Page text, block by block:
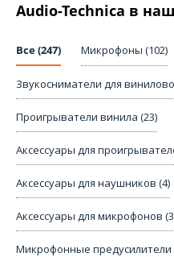
Audio-Technica в
Все (247) Микрофоны (102)
Звукосниматели для
Проигрыватели винила (23)
Аксессуары для
Аксессуары для наушников (4)
Аксессуары для микрофонов
Микрофонные предусилители